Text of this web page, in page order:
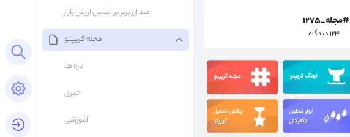
Open search panel
Open settings panel
login button
صد ارز برتر بر اساس ارزش بازار
مجله کریپتو
تازه ها
خبری
آموزشی
#مجله_۱۲۷۵
۱۲۳ دیدگاه